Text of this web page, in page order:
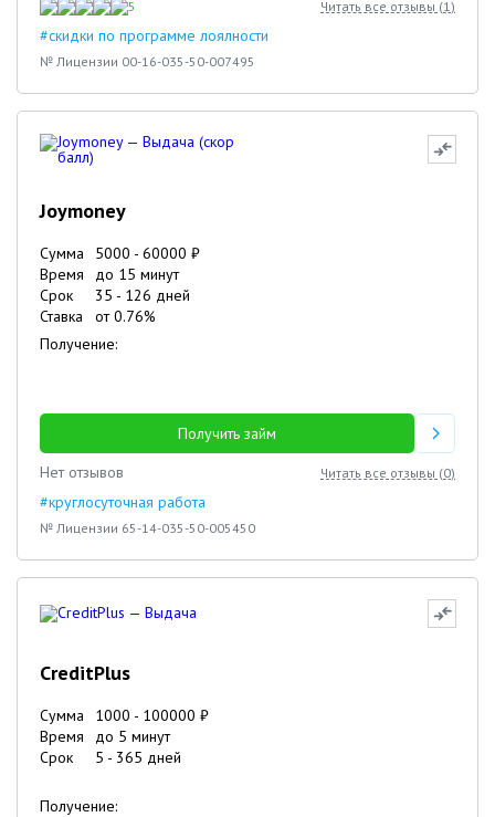
5 Читать все отзывы (1)
#скидки по программе лоялности
№ Лицензии 00-16-035-50-007495
Joymoney
Сумма 5000 - 60000 ₽
Время
до 15 минут
Срок
35 - 126 дней
Ставка
от0.76%
Получение:
Получить займ
Нет отзывов
Читать все отзывы (0)
#круглосуточная работа
№ Лицензии 65-14-035-50-005450
CreditPlus
Сумма 1000 - 100000 ₽
Время
до 5 минут
Срок
5 - 365 дней
Получение: